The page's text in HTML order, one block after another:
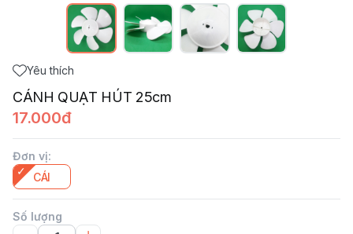
Yêu thích
CÁNH QUẠT HÚT 25cm
17.000đ
Đơn vị:
CÁI
Số lượng